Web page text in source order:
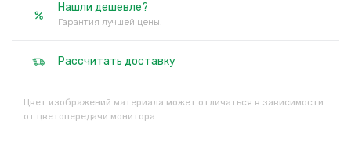
Нашли дешевле?
Гарантия лучшей цены!
Рассчитать доставку
Цвет изображений материала может отличаться в зависимости
от цветопередачи монитора.